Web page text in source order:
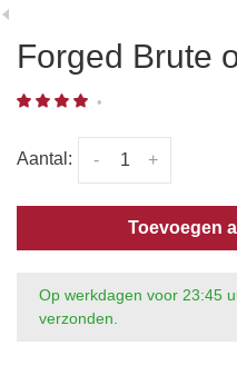
Forged Brute
•
Aantal: +
-
Toevoegen
Op werkdagen voor 23:45
verzonden.